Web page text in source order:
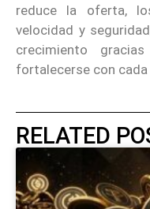
reduce la oferta,
velocidad y
crecimiento
fortalecerse con
RELATED